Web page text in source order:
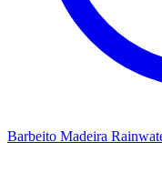
Barbeito Madeira